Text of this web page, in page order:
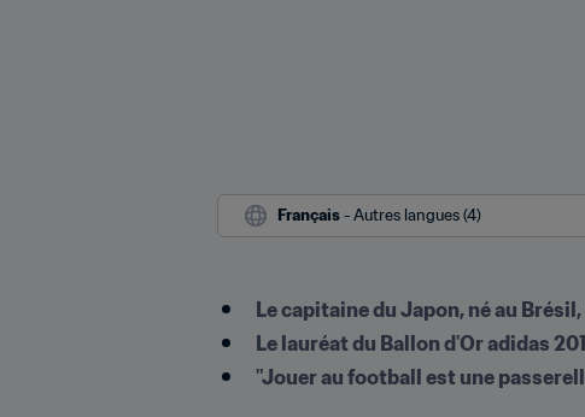
Français - Autres langues (4)
Le capitaine du Japon, né au
Le lauréat du Ballon d'Or adidas
"Jouer au football est une